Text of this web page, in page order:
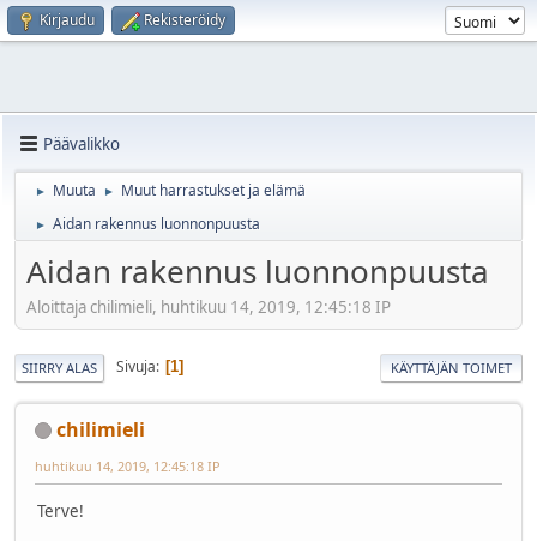
Kirjaudu Rekisteröidy
Päävalikko
► Muuta ► Muut harrastukset ja elämä
► Aidan rakennus luonnonpuusta
Aidan rakennus luonnonpuusta
Aloittaja chilimieli, huhtikuu 14, 2019, 12:45:18 IP
SIIRRY ALAS Sivuja 1 KÄYTTÄJÄN TOIMET
chilimieli
huhtikuu 14, 2019, 12:45:18 IP
Terve!